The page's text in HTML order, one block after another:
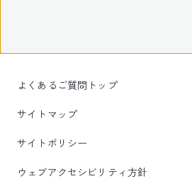
よくあるご質問トップ
サイトマップ
サイトポリシー
ウェブアクセシビリティ方針